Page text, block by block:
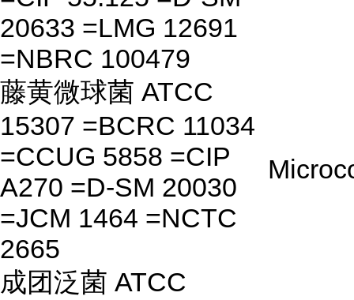
20633 =LMG 12691
=NBRC 100479
藤黄微球菌 ATCC
15307 =BCRC 11034
=CCUG 5858 =CIP
A270 =D-SM 20030
=JCM 1464 =NCTC
2665
成团泛菌 ATCC